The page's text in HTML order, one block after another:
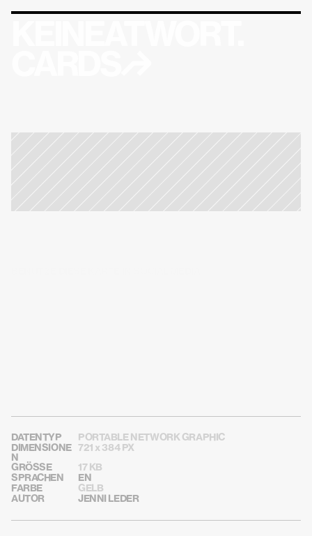
DATENTYP
PORTABLE NETWORK GRAPHIC
DIMENSIONE
N
721 x 384 PX
GRÖSSE
17 KB
SPRACHEN
EN
FARBE
GELB
AUTOR
JENNI LEDER